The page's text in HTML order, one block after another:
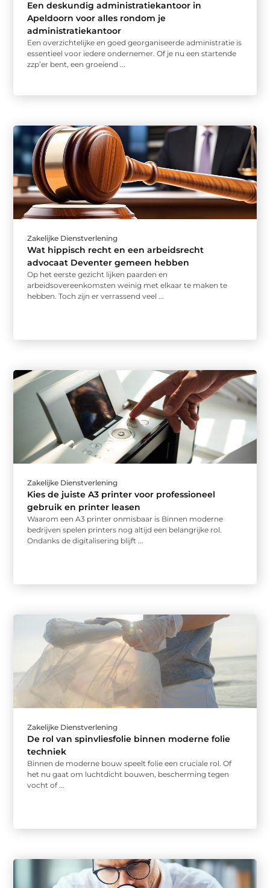
Een deskundig administratiekantoor in
Apeldoorn voor alles rondom je
administratiekantoor
Een overzichtelijke en goed georganiseerde administratie is
essentieel voor iedere ondernemer. Of je nu een startende
zzp’er bent, een groeiend ...
Zakelijke Dienstverlening
Wat hippisch recht en een arbeidsrecht
advocaat Deventer gemeen hebben
Op het eerste gezicht lijken paarden en
arbeidsovereenkomsten weinig met elkaar te maken te
hebben. Toch zijn er verrassend veel ...
Zakelijke Dienstverlening
Kies de juiste A3 printer voor professioneel
gebruik en printer leasen
Waarom een A3 printer onmisbaar is Binnen moderne
bedrijven spelen printers nog altijd een belangrijke rol.
Ondanks de digitalisering blijft ...
Zakelijke Dienstverlening
De rol van spinvliesfolie binnen moderne folie
techniek
Binnen de moderne bouw speelt folie een cruciale rol. Of
het nu gaat om luchtdicht bouwen, bescherming tegen
vocht of ...